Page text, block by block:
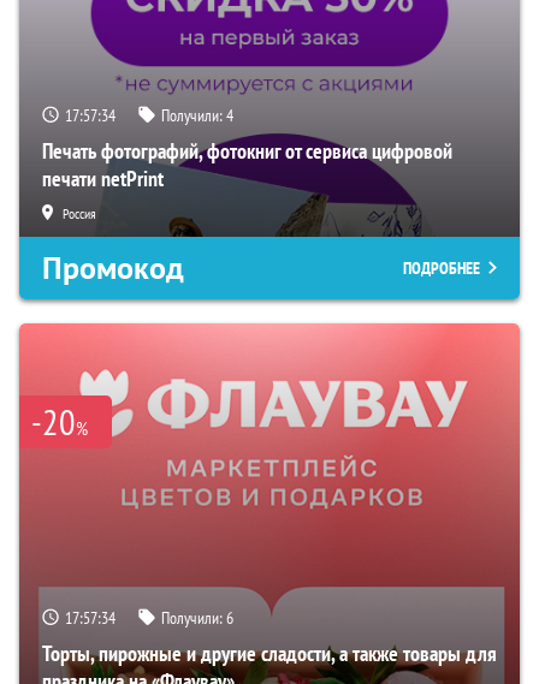
17:57:33 Получили:4
Печать фотографий, фотокниг от сервиса цифровой
печати netPrint
Россия
Промокод ПОДРОБНЕЕ
-20%
17:57:33 Получили:6
Торты, пирожные и другие сладости, а также товары для